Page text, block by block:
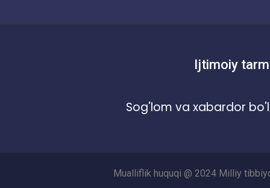
Ijtimoiy
Sog'lom va xabardor
Mualliflik huquqi @ 2024 Milliy